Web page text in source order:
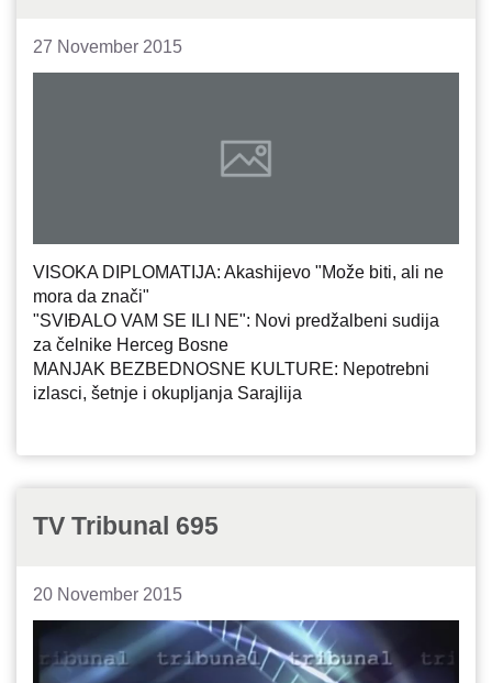
27 November 2015
VISOKA DIPLOMATIJA: Akashijevo "Može biti, ali ne
mora da znači"
"SVIĐALO VAM SE ILI NE": Novi predžalbeni sudija
za čelnike Herceg Bosne
MANJAK BEZBEDNOSNE KULTURE: Nepotrebni
izlasci, šetnje i okupljanja Sarajlija
TV Tribunal 695
20 November 2015